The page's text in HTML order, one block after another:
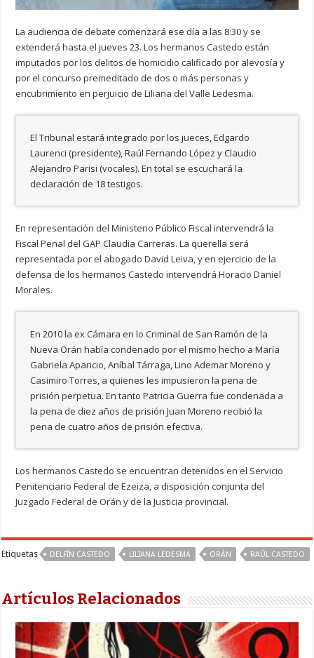
La audiencia de debate comenzará ese día a las 8:30 y se
extenderá hasta el jueves 23. Los hermanos Castedo están
imputados por los delitos de homicidio calificado por alevosía y
por el concurso premeditado de dos o más personas y
encubrimiento en perjuicio de Liliana del Valle Ledesma.
El Tribunal estará integrado por los jueces, Edgardo
Laurenci (presidente), Raúl Fernando López y Claudio
Alejandro Parisi (vocales). En total se escuchará la
declaración de 18 testigos.
En representación del Ministerio Público Fiscal intervendrá la
Fiscal Penal del GAP Claudia Carreras. La querella será
representada por el abogado David Leiva, y en ejercicio de la
defensa de los hermanos Castedo intervendrá Horacio Daniel
Morales.
En 2010 la ex Cámara en lo Criminal de San Ramón de la
Nueva Orán había condenado por el mismo hecho a María
Gabriela Aparicio, Aníbal Tárraga, Lino Ademar Moreno y
Casimiro Torres, a quienes les impusieron la pena de
prisión perpetua. En tanto Patricia Guerra fue condenada a
la pena de diez años de prisión Juan Moreno recibió la
pena de cuatro años de prisión efectiva.
Los hermanos Castedo se encuentran detenidos en el Servicio
Penitenciario Federal de Ezeiza, a disposición conjunta del
Juzgado Federal de Orán y de la Justicia provincial.
Etiquetas DELFÍN CASTEDO LILIANA LEDESMA ORÁN RAÚL CASTEDO
Artículos Relacionados